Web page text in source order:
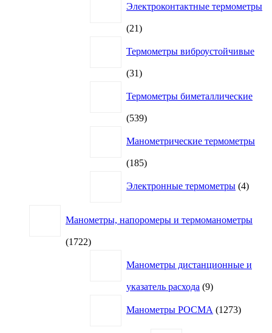
Электроконтактные термометры
2121
Термометры виброустойчивые
3131
Термометры биметаллические
539539
Манометрические термометры
185185
Электронные термометры 4товара
Манометры, напоромеры и термоманометры
17221722
Манометры дистанционные и
указатель расхода 99
Манометры РОСМА
1273товара